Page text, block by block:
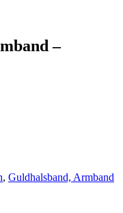
–
, Guldhalsband, Armband